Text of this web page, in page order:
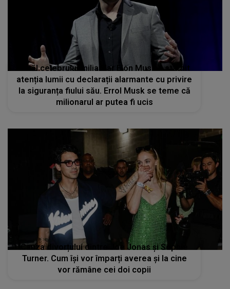
Tatăl celebrului miliardar Elon Musk a stârnit
atenția lumii cu declarații alarmante cu privire
la siguranța fiului său. Errol Musk se teme că
milionarul ar putea fi ucis
Cauza divorțului dintre Joe Jonas și Sophie
Turner. Cum își vor împarți averea și la cine
vor rămâne cei doi copii